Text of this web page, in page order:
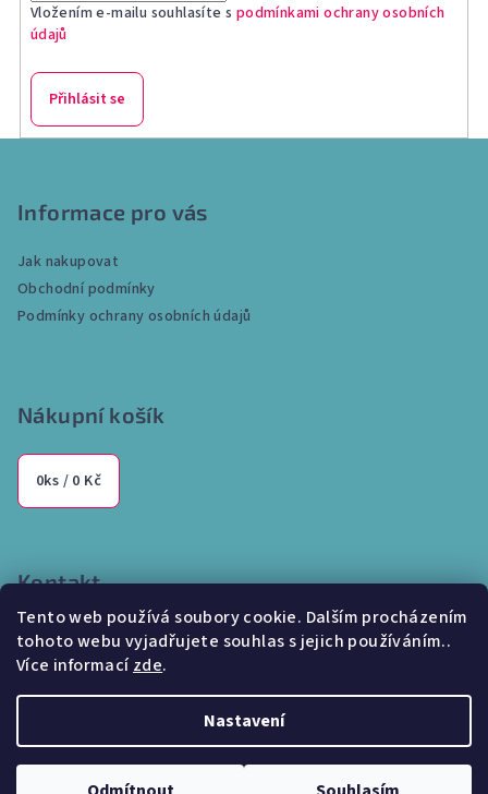
Tento web používá soubory cookie. Dalším procházením
tohoto webu vyjadřujete souhlas s jejich používáním..
Více informacízde.
Nastavení
Vložením e-mailu souhlasíte s podmínkami ochrany osobních
údajů
Přihlásit se
Informace pro vás
Jak nakupovat
Obchodní podmínky
Podmínky ochrany osobních údajů
Nákupní košík
0ks / 0 Kč
Kontakt
info @internetparfem.cz
603 100 829
Internetparfem.cz